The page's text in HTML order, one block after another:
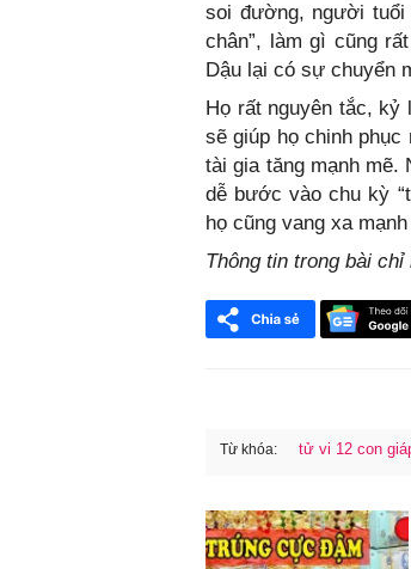
soi đường, người
chân”, làm gì cũng
Dậu lại có sự chuyển
Họ rất nguyên tắc,
sẽ giúp họ chinh
tài gia tăng mạnh
dễ bước vào chu kỳ
họ cũng vang xa
Thông tin trong bài
Từ khóa: tử vi 12 con